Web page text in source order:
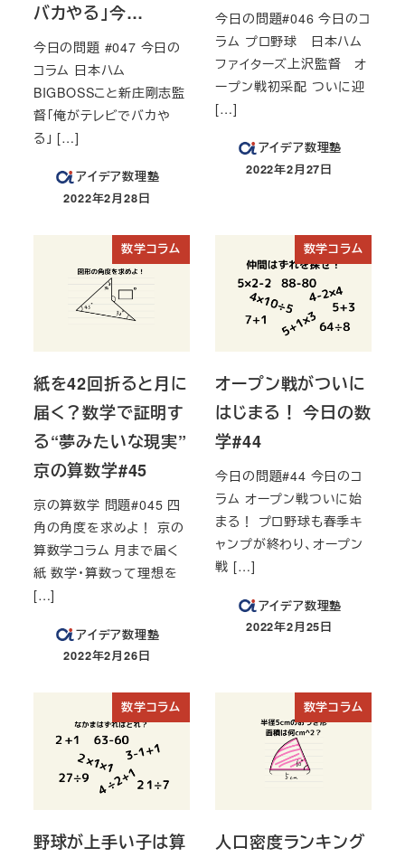
バカやる」今…
今日の問題 #047 今日の
コラム 日本ハム
BIGBOSSこと新庄剛志監
督「俺がテレビでバカや
る」 […]
アイデア数理塾
投稿日
2022年2月28日
今日の問題#046 今日のコ
ラム プロ野球 日本ハム
ファイターズ上沢監督 オ
ープン戦初采配 ついに迎
[…]
アイデア数理塾
投稿日
2022年2月27日
数学コラム
紙を42回折ると月に
届く？数学で証明す
る“夢みたいな現実”
京の算数学#45
京の算数学 問題#045 四
角の角度を求めよ！ 京の
算数学コラム 月まで届く
紙 数学・算数って理想を
[…]
アイデア数理塾
投稿日
2022年2月26日
数学コラム
オープン戦がついに
はじまる！ 今日の数
学#44
今日の問題#44 今日のコ
ラム オープン戦ついに始
まる！ プロ野球も春季キ
ャンプが終わり、オープン
戦 […]
アイデア数理塾
投稿日
2022年2月25日
数学コラム
野球が上手い子は算
数学コラム
人口密度ランキング